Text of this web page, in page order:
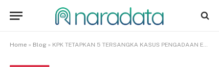
Home » Blog » KPK TETAPKAN 5 TERSANGKA KASUS PENGADAAN EDC, KERUGIAN NEGARA CAPAI RP 744 MILIAR